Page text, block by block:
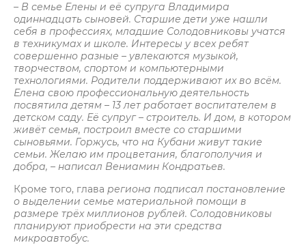
– В семье Елены и её супруга Владимира
одиннадцать сыновей. Старшие дети уже нашли
себя в профессиях, младшие Солодовниковы учатся
в техникумах и школе. Интересы у всех ребят
совершенно разные – увлекаются музыкой,
творчеством, спортом и компьютерными
технологиями. Родители поддерживают их во всём.
Елена свою профессиональную деятельность
посвятила детям – 13 лет работает воспитателем в
детском саду. Её супруг – строитель. И дом, в котором
живёт семья, построил вместе со старшими
сыновьями. Горжусь, что на Кубани живут такие
семьи. Желаю им процветания, благополучия и
добра, – написал Вениамин Кондратьев.
Кроме того, глава региона подписал постановление
о выделении семье материальной помощи в
размере трёх миллионов рублей. Солодовниковы
планируют приобрести на эти средства
микроавтобус.